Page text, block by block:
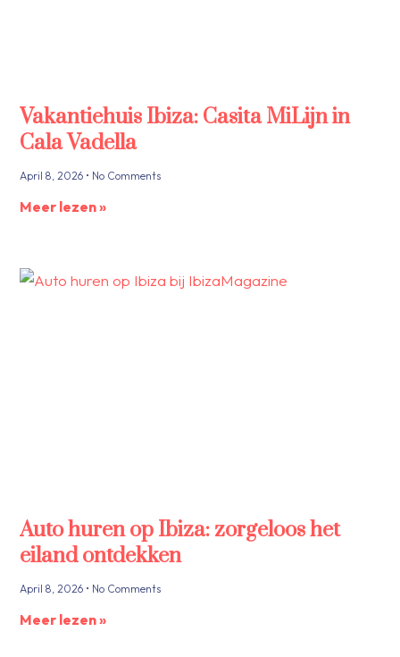
Vakantiehuis Ibiza: Casita MiLijn in
Cala Vadella
April 8, 2026 No Comments
Meer lezen »
Auto huren op Ibiza: zorgeloos het
eiland ontdekken
April 8, 2026 No Comments
Meer lezen »